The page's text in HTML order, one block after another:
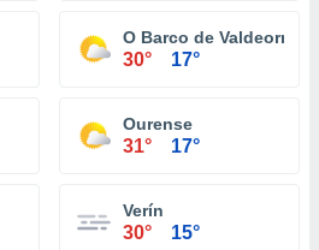
O Barco de Valdeorras
30° 17°
Ourense
31° 17°
Verín
30° 15°